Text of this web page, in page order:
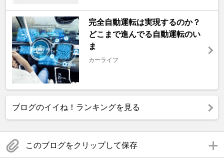
完全自動運転は実現するのか？
どこまで進んでる自動運転のい
ま
カーライフ
ブログのイイね！ランキングを見る
このブログをクリップして保存